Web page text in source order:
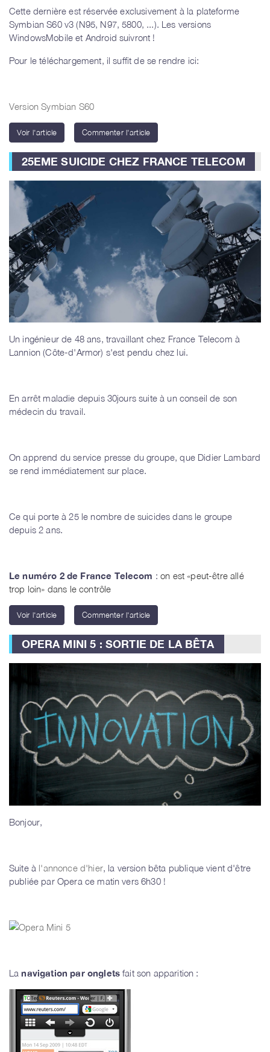
Cette dernière est réservée exclusivement à la plateforme
Symbian S60 v3 (N95, N97, 5800, ...). Les versions
WindowsMobile et Android suivront !
Pour le téléchargement, il suffit de se rendre ici:
Version Symbian S60
Voir l'article Commenter l'article
25EME SUICIDE CHEZ FRANCE TELECOM
Un ingénieur de 48 ans, travaillant chez France Telecom à
Lannion (Côte-d'Armor) s'est pendu chez lui.
En arrêt maladie depuis 30jours suite à un conseil de son
médecin du travail.
On apprend du service presse du groupe, que Didier Lambard
se rend immédiatement sur place.
Ce qui porte à 25 le nombre de suicides dans le groupe
depuis 2 ans.
Le numéro 2 de France Telecom :on est «peut-être allé
trop loin» dans le contrôle
Voir l'article Commenter l'article
OPERA MINI 5 : SORTIE DE LA BÊTA
Bonjour,
Suite à l'annonce d'hier, la version bêta publique vient d'être
publiée par Opera ce matin vers 6h30 !
Lanavigation par onglets fait son apparition :